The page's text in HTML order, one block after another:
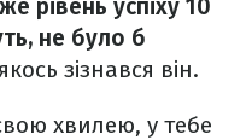
рівень успіху 10
не було б
зізнався він.
хвилею, у тебе